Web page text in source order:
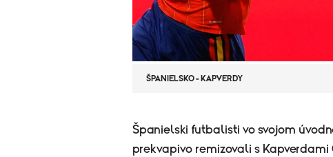
ŠPANIELSKO - KAPVERDY
Španielski futbalisti vo svojom
prekvapivo remizovali s Kapverdami